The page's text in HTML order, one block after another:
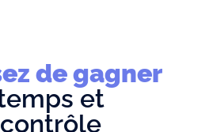
de gagner
et